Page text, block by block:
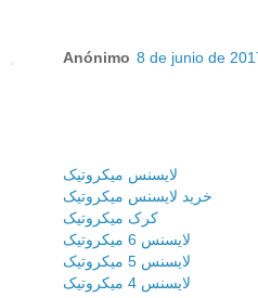
Anónimo 8 de junio de
لایسنس میکروتیک
خرید لایسنس میکروتیک
کرک میکروتیک
لایسنس 6 میکروتیک
لایسنس 5 میکروتیک
لایسنس 4 میکروتیک